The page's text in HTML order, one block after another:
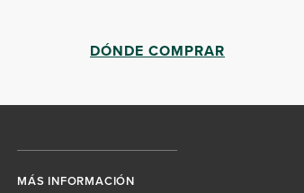
DÓNDE COMPRAR
MÁS INFORMACIÓN